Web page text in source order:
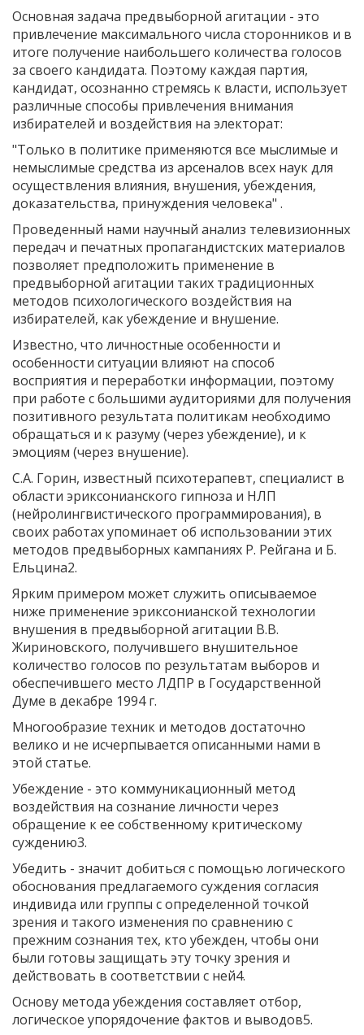
Основная задача предвыборной агитации - это
привлечение максимального числа сторонников и в
итоге получение наибольшего количества голосов
за своего кандидата. Поэтому каждая партия,
кандидат, осознанно стремясь к власти, использует
различные способы привлечения внимания
избирателей и воздействия на электорат:
"Только в политике применяются все мыслимые и
немыслимые средства из арсеналов всех наук для
осуществления влияния, внушения, убеждения,
доказательства, принуждения человека" .
Проведенный нами научный анализ телевизионных
передач и печатных пропагандистских материалов
позволяет предположить применение в
предвыборной агитации таких традиционных
методов психологического воздействия на
избирателей, как убеждение и внушение.
Известно, что личностные особенности и
особенности ситуации влияют на способ
восприятия и переработки информации, поэтому
при работе с большими аудиториями для получения
позитивного результата политикам необходимо
обращаться и к разуму (через убеждение), и к
эмоциям (через внушение).
С.А. Горин, известный психотерапевт, специалист в
области эриксонианского гипноза и НЛП
(нейролингвистического программирования), в
своих работах упоминает об использовании этих
методов предвыборных кампаниях Р. Рейгана и Б.
Ельцина2.
Ярким примером может служить описываемое
ниже применение эриксонианской технологии
внушения в предвыборной агитации В.В.
Жириновского, получившего внушительное
количество голосов по результатам выборов и
обеспечившего место ЛДПР в Государственной
Думе в декабре 1994 г.
Многообразие техник и методов достаточно
велико и не исчерпывается описанными нами в
этой статье.
Убеждение - это коммуникационный метод
воздействия на сознание личности через
обращение к ее собственному критическому
суждению3.
Убедить - значит добиться с помощью логического
обоснования предлагаемого суждения согласия
индивида или группы с определенной точкой
зрения и такого изменения по сравнению с
прежним сознания тех, кто убежден, чтобы они
были готовы защищать эту точку зрения и
действовать в соответствии с ней4.
Основу метода убеждения составляет отбор,
логическое упорядочение фактов и выводов5.